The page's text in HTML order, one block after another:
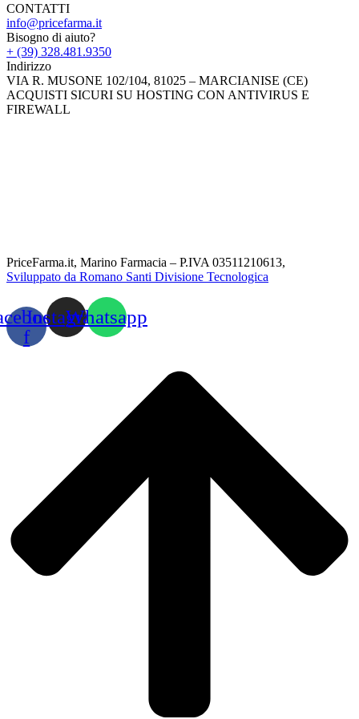
CONTATTI
info@pricefarma.it
Bisogno di aiuto?
+ (39) 328.481.9350
Indirizzo
VIA R. MUSONE 102/104, 81025 – MARCIANISE (CE)
ACQUISTI SICURI SU HOSTING CON ANTIVIRUS E
FIREWALL
PriceFarma.it, Marino Farmacia – P.IVA 03511210613,
Sviluppato da Romano Santi Divisione Tecnologica
f
InstagramWhatsapp